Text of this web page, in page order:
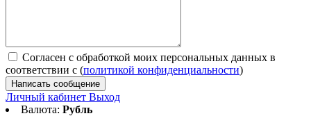
Согласен с обработкой моих персональных данных в
соответствии с (политикой конфиденциальности)
Написать сообщение
Личный кабинет Выход
Валюта: Рубль